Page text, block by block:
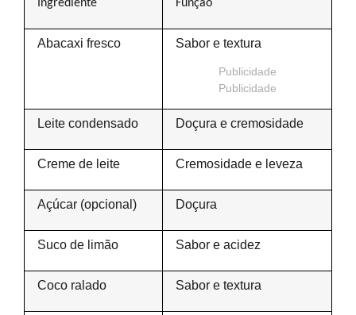
Ingrediente Função
Abacaxi fresco Sabor e textura
Publicidade
Publicidade
Leite condensado Doçura e cremosidade
Creme de leite Cremosidade e leveza
Açúcar (opcional) Doçura
Suco de limão Sabor e acidez
Coco ralado Sabor e textura